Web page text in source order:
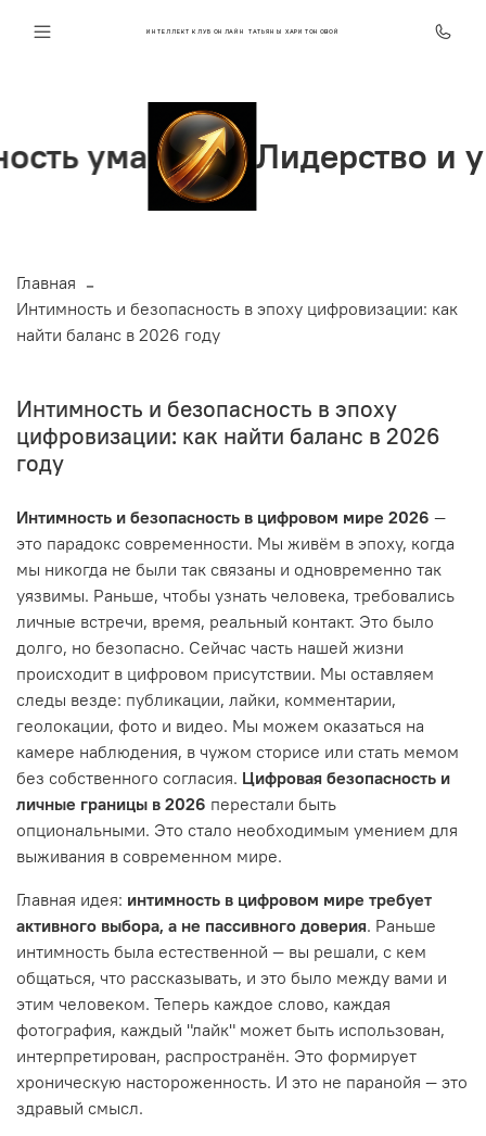
ИНТЕЛЛЕКТ КЛУБ ОНЛАЙН ТАТЬЯНЫ ХАРИТОНОВОЙ
Лидерство и
Главная
Интимность и безопасность в эпоху цифровизации: как
найти баланс в 2026 году
Интимность и безопасность в эпоху
цифровизации: как найти баланс в 2026
году
Интимность и безопасность в цифровом мире 2026 —
это парадокс современности. Мы живём в эпоху, когда
мы никогда не были так связаны и одновременно так
уязвимы. Раньше, чтобы узнать человека, требовались
личные встречи, время, реальный контакт. Это было
долго, но безопасно. Сейчас часть нашей жизни
происходит в цифровом присутствии. Мы оставляем
следы везде: публикации, лайки, комментарии,
геолокации, фото и видео. Мы можем оказаться на
камере наблюдения, в чужом сторисе или стать мемом
без собственного согласия. Цифровая безопасность и
личные границы в 2026 перестали быть
опциональными. Это стало необходимым умением для
выживания в современном мире.
Главная идея: интимность в цифровом мире требует
активного выбора, а не пассивного доверия. Раньше
интимность была естественной — вы решали, с кем
общаться, что рассказывать, и это было между вами и
этим человеком. Теперь каждое слово, каждая
фотография, каждый "лайк" может быть использован,
интерпретирован, распространён. Это формирует
хроническую настороженность. И это не паранойя — это
здравый смысл.